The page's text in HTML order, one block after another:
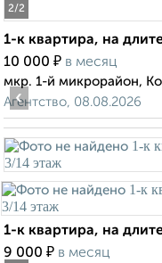
2/2
1-к квартира, на
10 000 ₽ в месяц
мкр. 1-й микрорайон,
Агентство, 08.08.2026
‹
1-к квартира, на
9 000 ₽ в месяц